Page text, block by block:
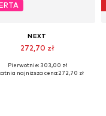
NEXT
272,70 zł
w różnych rozmiarach
Pierwotnie: 303,00 zł
najniższa cena:272,70 zł